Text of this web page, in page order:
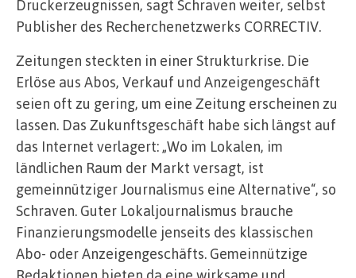
Druckerzeugnissen, sagt Schraven weiter, selbst
Publisher des Recherchenetzwerks CORRECTIV.
Zeitungen steckten in einer Strukturkrise. Die
Erlöse aus Abos, Verkauf und Anzeigengeschäft
seien oft zu gering, um eine Zeitung erscheinen zu
lassen. Das Zukunftsgeschäft habe sich längst auf
das Internet verlagert: „Wo im Lokalen, im
ländlichen Raum der Markt versagt, ist
gemeinnütziger Journalismus eine Alternative“, so
Schraven. Guter Lokaljournalismus brauche
Finanzierungsmodelle jenseits des klassischen
Abo- oder Anzeigengeschäfts. Gemeinnützige